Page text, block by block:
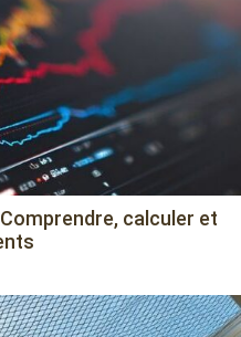
calculer et